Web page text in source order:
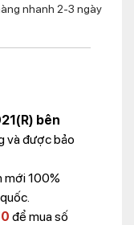
nhanh 2-3 ngày
bên
và được bảo
mới 100%
để mua số